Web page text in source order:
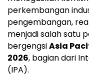
perkembangan
pengembangan,
menjadi salah satu
bergengsiAsia
2026, bagian dari
(IPA).